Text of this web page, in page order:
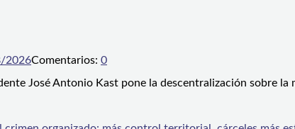
2026Comentarios: 0
José Antonio Kast pone la descentralización sobre la